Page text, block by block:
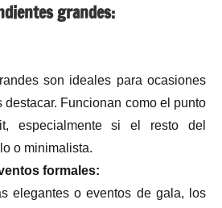
grandes:
son ideales para ocasiones
destacar. Funcionan como el punto
especialmente si el resto del
o minimalista.
formales:
elegantes o eventos de gala, los